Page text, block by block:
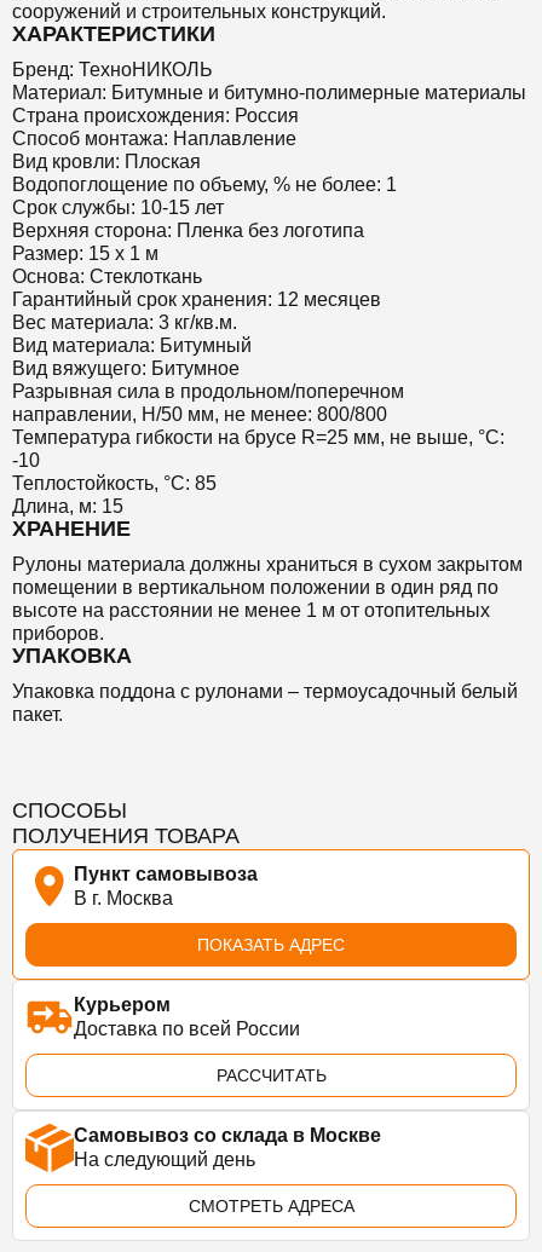
сооружений и строительных конструкций.
ХАРАКТЕРИСТИКИ
Бренд: ТехноНИКОЛЬ
Материал: Битумные и битумно-полимерные материалы
Страна происхождения: Россия
Способ монтажа: Наплавление
Вид кровли: Плоская
Водопоглощение по объему, % не более: 1
Срок службы: 10-15 лет
Верхняя сторона: Пленка без логотипа
Размер: 15 х 1 м
Основа: Стеклоткань
Гарантийный срок хранения: 12 месяцев
Вес материала: 3 кг/кв.м.
Вид материала: Битумный
Вид вяжущего: Битумное
Разрывная сила в продольном/поперечном
направлении, Н/50 мм, не менее: 800/800
Температура гибкости на брусе R=25 мм, не выше, °C:
-10
Теплостойкость, °C: 85
Длина, м: 15
ХРАНЕНИЕ
Рулоны материала должны храниться в сухом закрытом
помещении в вертикальном положении в один ряд по
высоте на расстоянии не менее 1 м от отопительных
приборов.
УПАКОВКА
Упаковка поддона с рулонами – термоусадочный белый
пакет.
СПОСОБЫ
ПОЛУЧЕНИЯ ТОВАРА
Пункт самовывоза
В г. Москва
ПОКАЗАТЬ АДРЕС
Курьером
Доставка по всей России
РАССЧИТАТЬ
Самовывоз со склада в Москве
На следующий день
СМОТРЕТЬ АДРЕСА